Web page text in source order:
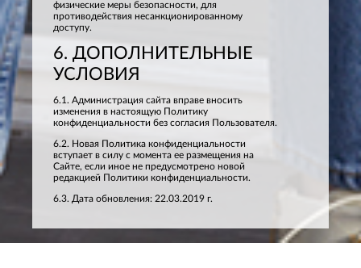
физические меры безопасности, для
противодействия несанкционированному
доступу.
6. ДОПОЛНИТЕЛЬНЫЕ
УСЛОВИЯ
6.1. Администрация сайта вправе вносить
изменения в настоящую Политику
конфиденциальности без согласия Пользователя.
6.2. Новая Политика конфиденциальности
вступает в силу с момента ее размещения на
Сайте, если иное не предусмотрено новой
редакцией Политики конфиденциальности.
6.3. Дата обновления: 22.03.2019 г.